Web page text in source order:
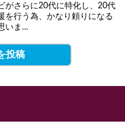
がさらに20代に特化し、20代
を行う為、かなり頼りになる
いま…
投稿